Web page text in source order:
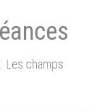
Les champs